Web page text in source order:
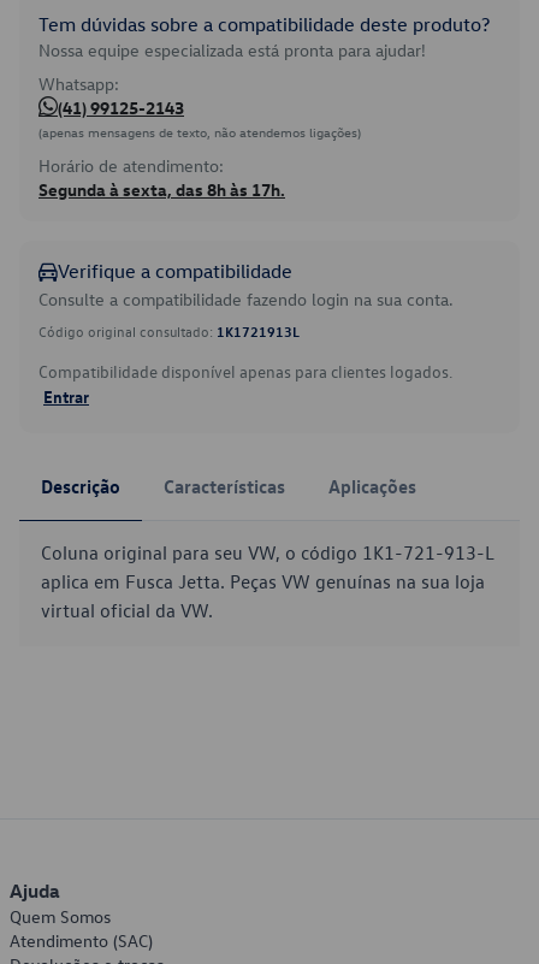
Tem dúvidas sobre a compatibilidade deste produto?
Nossa equipe especializada está pronta para ajudar!
Whatsapp:
(41) 99125-2143
(apenas mensagens de texto, não atendemos ligações)
Horário de atendimento:
Segunda à sexta, das 8h às 17h.
Verifique a compatibilidade
Consulte a compatibilidade fazendo login na sua conta.
Código original consultado: 1K1721913L
Compatibilidade disponível apenas para clientes logados.
Entrar
Descrição Características Aplicações
Coluna original para seu VW, o código 1K1-721-913-L
aplica em Fusca Jetta. Peças VW genuínas na sua loja
virtual oficial da VW.
Ajuda
Quem Somos
Atendimento (SAC)